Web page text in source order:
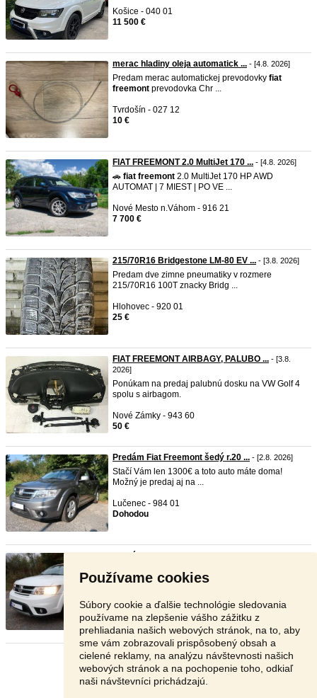
Používame cookies
Súbory cookie a ďalšie technológie sledovania
používame na zlepšenie vášho zážitku z
prehliadania našich webových stránok, na to, aby
sme vám zobrazovali prispôsobený obsah a
cielené reklamy, na analýzu návštevnosti našich
webových stránok a na pochopenie toho, odkiaľ
naši návštevníci prichádzajú.
Košice - 040 01
11 500 €
merac hladiny oleja automatick ... - [4.8. 2026]
Predam merac automatickej prevodovky fiat
freemont prevodovka Chr ...
Tvrdošín - 027 12
10 €
FIAT FREEMONT 2.0 MultiJet 170 ... - [4.8. 2026]
🚗 fiat freemont 2.0 MultiJet 170 HP AWD
AUTOMAT | 7 MIEST | PO VE ...
Nové Mesto n.Váhom - 916 21
7 700 €
215/70R16 Bridgestone LM-80 EV ... - [3.8. 2026]
Predam dve zimne pneumatiky v rozmere
215/70R16 100T znacky Bridg ...
Hlohovec - 920 01
25 €
FIAT FREEMONT AIRBAGY, PALUBO ... - [3.8.
2026]
Ponúkam na predaj palubnú dosku na VW Golf 4
spolu s airbagom.
Nové Zámky - 943 60
50 €
Predám Fiat Freemont šedý r.20 ... - [2.8. 2026]
Stačí Vám len 1300€ a toto auto máte doma!
Možný je predaj aj na ...
Lučenec - 984 01
Dohodou
Stačí Vám len 1300€ a toto auto máte doma!
Možný je predaj aj na ...
Lučenec - 984 01
Stránka: 1 2 3 Ďalšia